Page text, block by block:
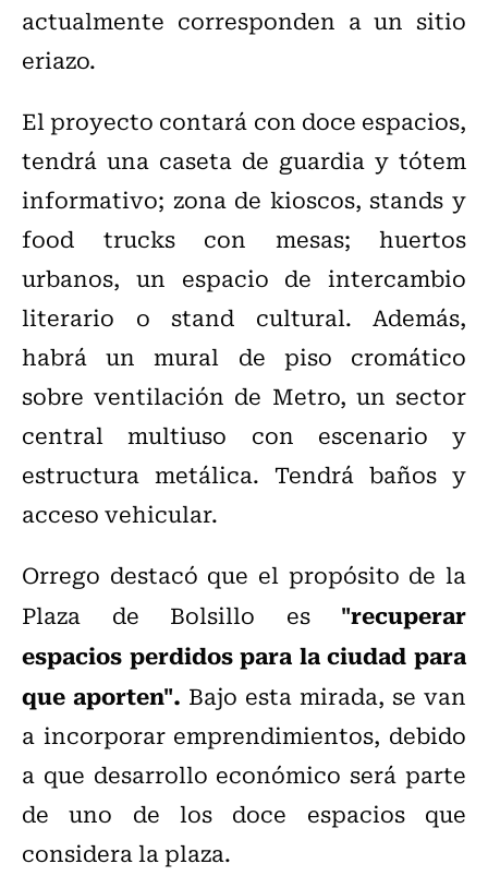
actualmente corresponden a un sitio
eriazo.
El proyecto contará con doce espacios,
tendrá una caseta de guardia y tótem
informativo; zona de kioscos, stands y
food trucks con mesas; huertos
urbanos, un espacio de intercambio
literario o stand cultural. Además,
habrá un mural de piso cromático
sobre ventilación de Metro, un sector
central multiuso con escenario y
estructura metálica. Tendrá baños y
acceso vehicular.
Orrego destacó que el propósito de la
Plaza de Bolsillo es "recuperar
espacios perdidos para la ciudad para
que aporten". Bajo esta mirada, se van
a incorporar emprendimientos, debido
a que desarrollo económico será parte
de uno de los doce espacios que
considera la plaza.